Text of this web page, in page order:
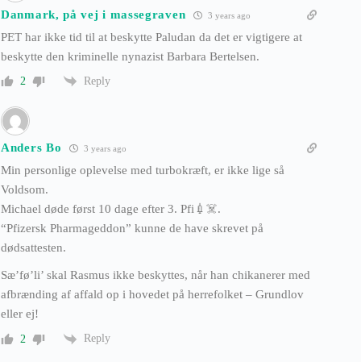
Danmark, på vej i massegraven 3 years ago
PET har ikke tid til at beskytte Paludan da det er vigtigere at
beskytte den kriminelle nynazist Barbara Bertelsen.
2 Reply
Anders Bo 3 years ago
Min personlige oplevelse med turbokræft, er ikke lige så
Voldsom.
Michael døde først 10 dage efter 3. Pfi💉☠️.
“Pfizersk Pharmageddon” kunne de have skrevet på
dødsattesten.
Sæ’fø’li’ skal Rasmus ikke beskyttes, når han chikanerer med
afbrænding af affald op i hovedet på herrefolket – Grundlov
eller ej!
2 Reply